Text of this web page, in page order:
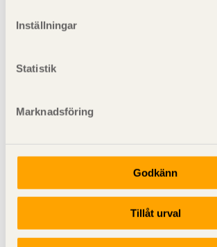
Inställningar
Statistik
Marknadsföring
Godkänn
Tillåt urval
Figur 6.13 Alternativ lösning med bräda